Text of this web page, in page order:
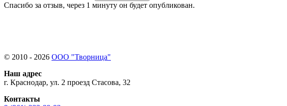
Спасибо за отзыв, через 1 минуту он будет опубликован.
© 2010 - 2026 ООО "Творница"
Наш адрес
г. Краснодар, ул. 2 проезд Стасова, 32
Контакты